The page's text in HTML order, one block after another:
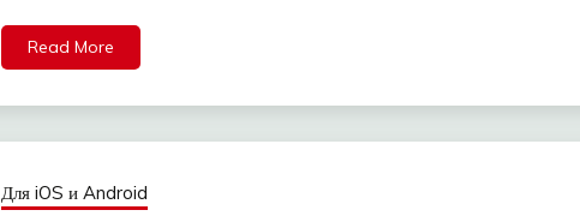
Read More
Для iOS и Android